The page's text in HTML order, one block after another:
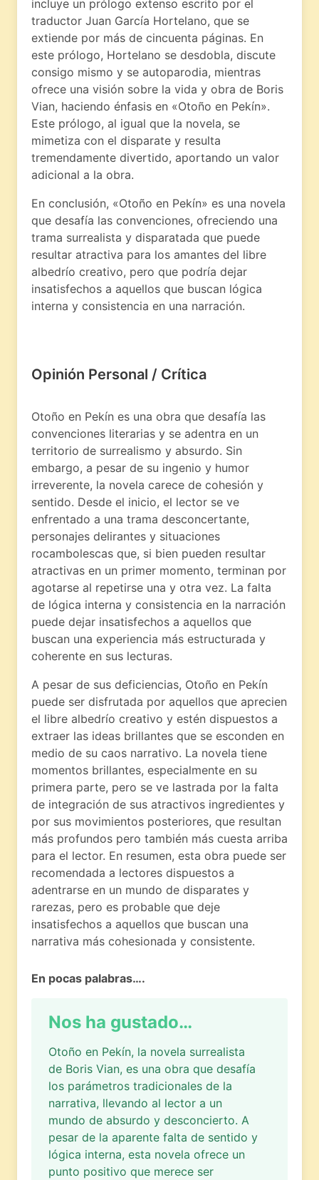
incluye un prólogo extenso escrito por el
traductor Juan García Hortelano, que se
extiende por más de cincuenta páginas. En
este prólogo, Hortelano se desdobla, discute
consigo mismo y se autoparodia, mientras
ofrece una visión sobre la vida y obra de Boris
Vian, haciendo énfasis en «Otoño en Pekín».
Este prólogo, al igual que la novela, se
mimetiza con el disparate y resulta
tremendamente divertido, aportando un valor
adicional a la obra.
En conclusión, «Otoño en Pekín» es una novela
que desafía las convenciones, ofreciendo una
trama surrealista y disparatada que puede
resultar atractiva para los amantes del libre
albedrío creativo, pero que podría dejar
insatisfechos a aquellos que buscan lógica
interna y consistencia en una narración.
Opinión Personal / Crítica
Otoño en Pekín es una obra que desafía las
convenciones literarias y se adentra en un
territorio de surrealismo y absurdo. Sin
embargo, a pesar de su ingenio y humor
irreverente, la novela carece de cohesión y
sentido. Desde el inicio, el lector se ve
enfrentado a una trama desconcertante,
personajes delirantes y situaciones
rocambolescas que, si bien pueden resultar
atractivas en un primer momento, terminan por
agotarse al repetirse una y otra vez. La falta
de lógica interna y consistencia en la narración
puede dejar insatisfechos a aquellos que
buscan una experiencia más estructurada y
coherente en sus lecturas.
A pesar de sus deficiencias, Otoño en Pekín
puede ser disfrutada por aquellos que aprecien
el libre albedrío creativo y estén dispuestos a
extraer las ideas brillantes que se esconden en
medio de su caos narrativo. La novela tiene
momentos brillantes, especialmente en su
primera parte, pero se ve lastrada por la falta
de integración de sus atractivos ingredientes y
por sus movimientos posteriores, que resultan
más profundos pero también más cuesta arriba
para el lector. En resumen, esta obra puede ser
recomendada a lectores dispuestos a
adentrarse en un mundo de disparates y
rarezas, pero es probable que deje
insatisfechos a aquellos que buscan una
narrativa más cohesionada y consistente.
En pocas palabras….
Nos ha gustado…
Otoño en Pekín, la novela surrealista
de Boris Vian, es una obra que desafía
los parámetros tradicionales de la
narrativa, llevando al lector a un
mundo de absurdo y desconcierto. A
pesar de la aparente falta de sentido y
lógica interna, esta novela ofrece un
punto positivo que merece ser